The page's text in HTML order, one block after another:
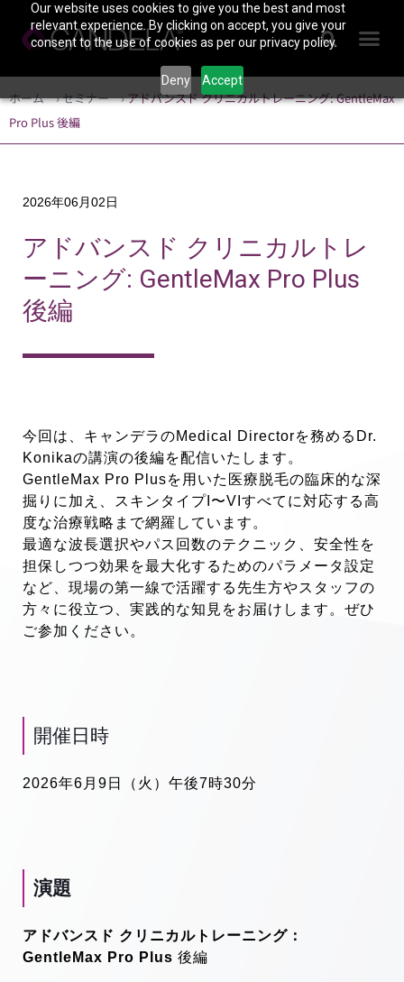
Our website uses cookies to give you the best and most
relevant experience. By clicking on accept, you give your
consent to the use of cookies as per our privacy policy.
Deny Accept
ホーム ›セミナー ›アドバンスド クリニカルトレーニング: GentleMax
Pro Plus 後編
2026年06月02日
アドバンスド クリニカルトレ
ーニング: GentleMax Pro Plus
後編
今回は、キャンデラのMedical Directorを務めるDr.
Konikaの講演の後編を配信いたします。
GentleMax Pro Plusを用いた医療脱毛の臨床的な深
掘りに加え、スキンタイプI〜VIすべてに対応する高
度な治療戦略まで網羅しています。
最適な波長選択やパス回数のテクニック、安全性を
担保しつつ効果を最大化するためのパラメータ設定
など、現場の第一線で活躍する先生方やスタッフの
方々に役立つ、実践的な知見をお届けします。ぜひ
ご参加ください。
開催日時
2026年6月9日（火）午後7時30分
演題
アドバンスド クリニカルトレーニング：
GentleMax Pro Plus 後編